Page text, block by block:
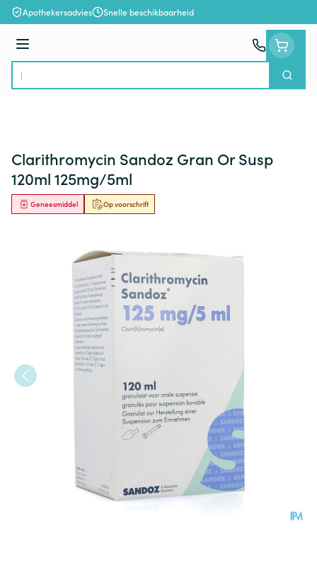
Ga naar de inhoud
Apothekersadvies Snelle beschikbaarheid
Menu
Product, merk, categorie...
Zoek
Clarithromycin Sandoz Gran Or Susp
120ml 125mg/5ml
Op voorschrift
Geneesmiddel